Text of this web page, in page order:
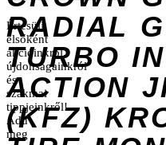
RADIAL
TURBO
ACTION
(KFZ)
Értesülj
elsőként
akcióinkról,
újdonságainkról
és
szakmai
tippjeinkről!
Add
meg